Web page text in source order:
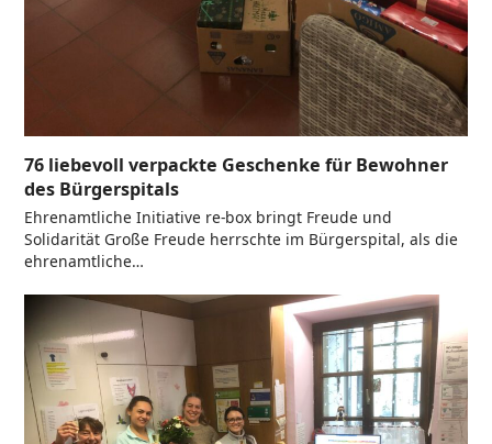
76 liebevoll verpackte Geschenke für Bewohner
des Bürgerspitals
Ehrenamtliche Initiative re-box bringt Freude und
Solidarität Große Freude herrschte im Bürgerspital, als die
ehrenamtliche…